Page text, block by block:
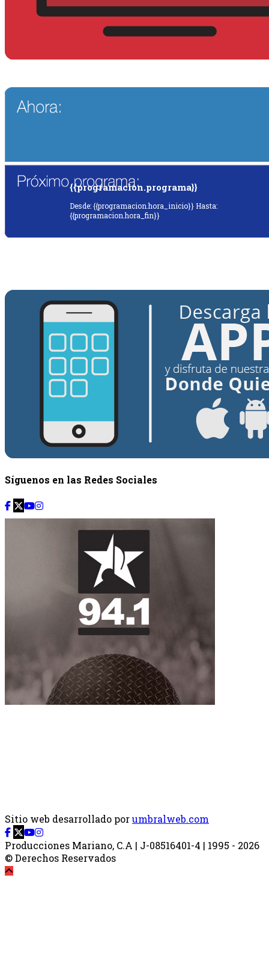
{{programacion.programa}}
Desde: {{programacion.hora_inicio}} Hasta:
{{programacion.hora_fin}}
Síguenos en las Redes Sociales
Sitio web desarrollado porumbralweb.com
Producciones Mariano, C.A | J-08516401-4 | 1995 - 2026
© Derechos Reservados